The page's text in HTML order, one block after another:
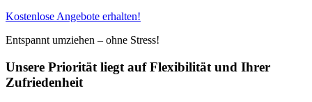
Kostenlose Angebote erhalten!
Entspannt umziehen – ohne Stress!
Unsere Priorität liegt auf Flexibilität und Ihrer
Zufriedenheit